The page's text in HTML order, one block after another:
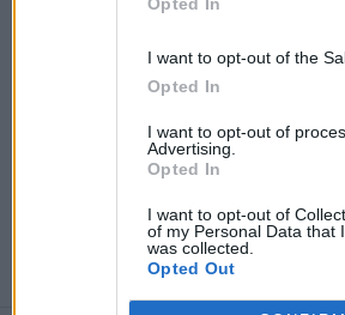
I want to opt-out of the
Opted In
I want to opt-out of
Advertising.
Opted In
I want to opt-out of
of my Personal Data that
was collected.
Opted Out